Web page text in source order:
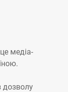
медіа-
дозволу